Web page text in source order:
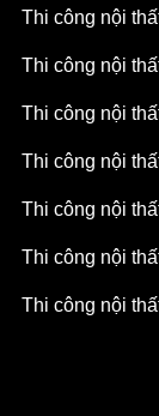
Thi công nội
Thi công nội
Thi công nội
Thi công nội
Thi công nội
Thi công nội
Thi công nội